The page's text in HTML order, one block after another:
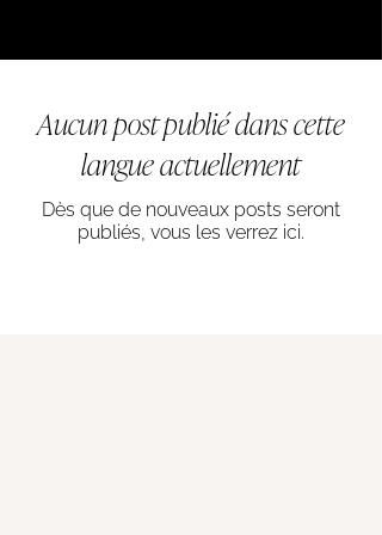
Aucun post publié dans cette
langue actuellement
Dès que de nouveaux posts seront
publiés, vous les verrez ici.